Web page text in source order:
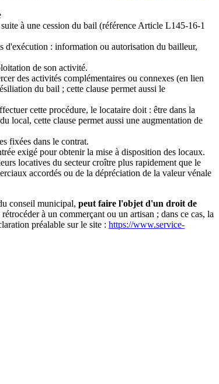
à une cession du bail (référence Article L145-16-1
d'exécution : information ou autorisation du bailleur,
de son activité.
des activités complémentaires ou connexes (en lien
du bail ; cette clause permet aussi le
cette procédure, le locataire doit : être dans la
local, cette clause permet aussi une augmentation de
fixées dans le contrat.
exigé pour obtenir la mise à disposition des locaux.
locatives du secteur croître plus rapidement que le
accordés ou de la dépréciation de la valeur vénale
conseil municipal, peut faire l'objet d'un droit de
à un commerçant ou un artisan ; dans ce cas, la
préalable sur le site : https://www.service-